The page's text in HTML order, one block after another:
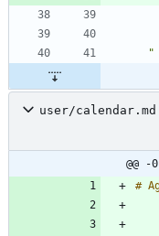
  "
user/calendar.md
@@ -